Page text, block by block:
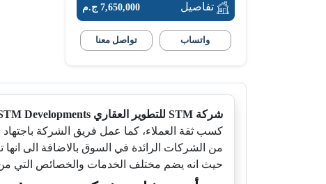
تفاصيل 7,650,000 ج.م
واتساب تواصل معنا
شركة STM للتطوير العقاري STM Developments
كسب ثقة العملاء، كما عمل فريق الشركة
حيث انه يضم مختلف الخدمات والخصائص التي